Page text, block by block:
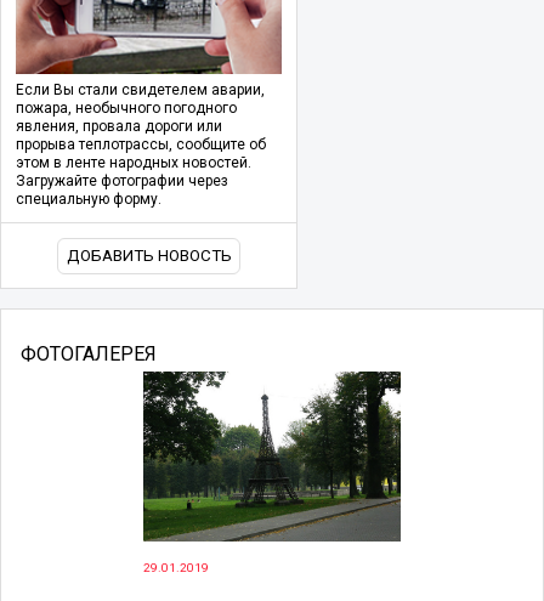
Если Вы стали свидетелем аварии,
пожара, необычного погодного
явления, провала дороги или
прорыва теплотрассы, сообщите об
этом в ленте народных новостей.
Загружайте фотографии через
специальную форму.
ДОБАВИТЬ НОВОСТЬ
ФОТОГАЛЕРЕЯ
29.01.2019